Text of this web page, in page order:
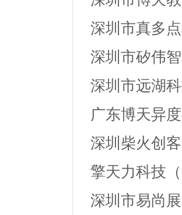
深圳市真多
深圳市矽伟
深圳市远湖
广东博天异
深圳柴火创
擎天力科技
深圳市易尚